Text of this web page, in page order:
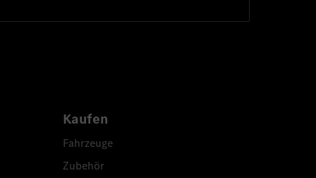
Kaufen
Fahrzeuge
Zubehör